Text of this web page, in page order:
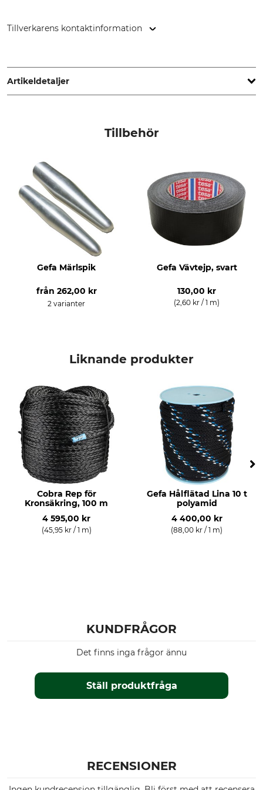
Tillverkarens kontaktinformation
Germany, www.gefafabritz.com
Artikeldetaljer
Tillverkning
Made in Germany
Rullängd
50 meter
Tillbehör
Gefa Märlspik
från 262,00 kr
2 varianter
Gefa Vävtejp, svart
130,00 kr
(2,60 kr / 1 m)
Liknande produkter
Cobra Rep för
Kronsäkring, 100 m
4 595,00 kr
(45,95 kr / 1 m)
Gefa Hålflätad Lina 10 t
polyamid
4 400,00 kr
(88,00 kr / 1 m)
KUNDFRÅGOR
Ställ produktfråga
Det finns inga frågor ännu
RECENSIONER